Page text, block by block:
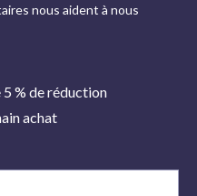
nous aident à nous
% de réduction
achat